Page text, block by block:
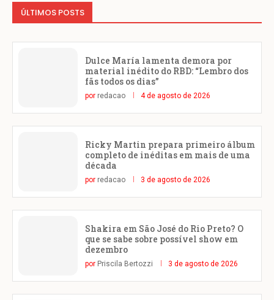
ÚLTIMOS POSTS
Dulce María lamenta demora por
material inédito do RBD: “Lembro dos
fãs todos os dias”
por redacao 4 de agosto de 2026
Ricky Martin prepara primeiro álbum
completo de inéditas em mais de uma
década
por redacao 3 de agosto de 2026
Shakira em São José do Rio Preto? O
que se sabe sobre possível show em
dezembro
por Priscila Bertozzi 3 de agosto de 2026